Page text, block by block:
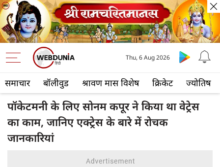
समाचार बॉलीवुड श्रावण मास विशेष क्रिकेट ज्योतिष
Thu, 6 Aug 2026
पॉकेटमनी के लिए सोनम कपूर ने किया था वेट्रेस
का काम, जानिए एक्ट्रेस के बारे में रोचक
जानकारियां